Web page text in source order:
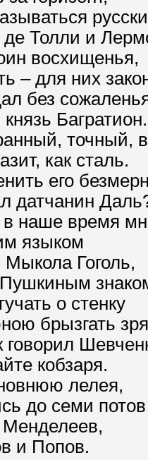
Толли и
восхищенья,
– для них
без
Багратион.
точный,
как сталь.
его
датчанин
наше время
языком
Гоголь,
о стенку
брызгать
говорил
кобзаря.
лелея,
до семи потов
и Попов.